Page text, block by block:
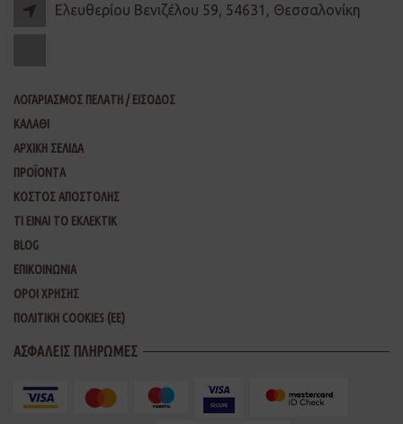
Ελευθερίου Βενιζέλου 59, 54631, Θεσσαλονίκη
ΛΟΓΑΡΙΑΣΜΟΣ ΠΕΛΑΤΗ / ΕΙΣΟΔΟΣ
ΚΑΛΑΘΙ
ΑΡΧΙΚΗ ΣΕΛΙΔΑ
ΠΡΟΪΟΝΤΑ
ΚΟΣΤΟΣ ΑΠΟΣΤΟΛΗΣ
ΤΙ ΕΙΝΑΙ ΤΟ ΕΚΛΕΚΤΙΚ
BLOG
ΕΠΙΚΟΙΝΩΝΙΑ
ΟΡΟΙ ΧΡΗΣΗΣ
ΠΟΛΙΤΙΚΗ COOKIES (ΕΕ)
ΑΣΦΑΛΕΙΣ ΠΛΗΡΩΜΕΣ